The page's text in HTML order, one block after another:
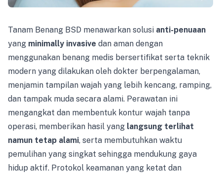
Tanam Benang BSD menawarkan solusi anti-penuaan
yang minimally invasive dan aman dengan
menggunakan benang medis bersertifikat serta teknik
modern yang dilakukan oleh dokter berpengalaman,
menjamin tampilan wajah yang lebih kencang, ramping,
dan tampak muda secara alami. Perawatan ini
mengangkat dan membentuk kontur wajah tanpa
operasi, memberikan hasil yang langsung terlihat
namun tetap alami, serta membutuhkan waktu
pemulihan yang singkat sehingga mendukung gaya
hidup aktif. Protokol keamanan yang ketat dan